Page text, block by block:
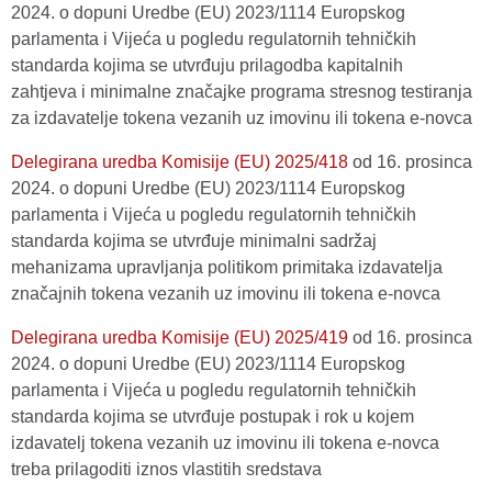
2024. o dopuni Uredbe (EU) 2023/1114 Europskog
parlamenta i Vijeća u pogledu regulatornih tehničkih
standarda kojima se utvrđuju prilagodba kapitalnih
zahtjeva i minimalne značajke programa stresnog testiranja
za izdavatelje tokena vezanih uz imovinu ili tokena e-novca
Delegirana uredba Komisije (EU) 2025/418 оd 16. prosinca
2024. o dopuni Uredbe (EU) 2023/1114 Europskog
parlamenta i Vijeća u pogledu regulatornih tehničkih
standarda kojima se utvrđuje minimalni sadržaj
mehanizama upravljanja politikom primitaka izdavatelja
značajnih tokena vezanih uz imovinu ili tokena e-novca
Delegirana uredba Komisije (EU) 2025/419 оd 16. prosinca
2024. o dopuni Uredbe (EU) 2023/1114 Europskog
parlamenta i Vijeća u pogledu regulatornih tehničkih
standarda kojima se utvrđuje postupak i rok u kojem
izdavatelj tokena vezanih uz imovinu ili tokena e-novca
treba prilagoditi iznos vlastitih sredstava